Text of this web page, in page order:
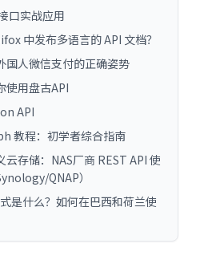
口实战应用
中发布多语言的 API 文档？
国人微信支付的正确姿势
使用盘古API
API
教程：初学者综合指南
云存储：NAS厂商 REST API 使
QNAP）
是什么？如何在巴西和荷兰使